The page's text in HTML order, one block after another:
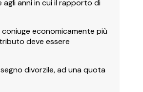
anni in cui il rapporto di
economicamente più
deve essere
divorzile, ad una quota